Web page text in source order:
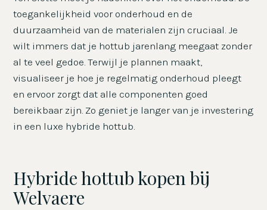
toegankelijkheid voor onderhoud en de
duurzaamheid van de materialen zijn cruciaal. Je
wilt immers dat je hottub jarenlang meegaat zonder
al te veel gedoe. Terwijl je plannen maakt,
visualiseer je hoe je regelmatig onderhoud pleegt
en ervoor zorgt dat alle componenten goed
bereikbaar zijn. Zo geniet je langer van je investering
in een luxe hybride hottub.
Hybride hottub kopen bij
Welvaere